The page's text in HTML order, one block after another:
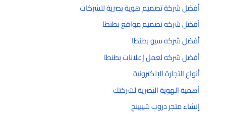
أفضل شركة تصميم هوية بصرية للشركات
أفضل شركه تصميم مواقع بطنطا
أفضل شركه سيو بطنطا
أفضل شركه لعمل إعلانات بطنطا
أنواع التجارة الإلكترونية
أهمية الهوية البصرية لشركتك
إنشاء متجر دروب شيبينج